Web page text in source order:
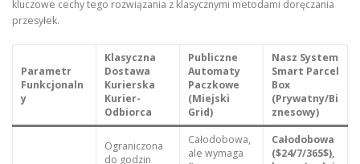
kluczowe cechy tego rozwiązania z klasycznymi metodami doręczania
przesyłek.
Parametr
Funkcjonaln
y
Klasyczna
Dostawa
Kurierska
Kurier-
Odbiorca
Publiczne
Automaty
Paczkowe
(Miejski
Grid)
Nasz System
Smart Parcel
Box
(Prywatny/Bi
znesowy)
Ograniczona
do godzin
Całodobowa,
ale wymaga
Całodobowa
($24/7/365$),